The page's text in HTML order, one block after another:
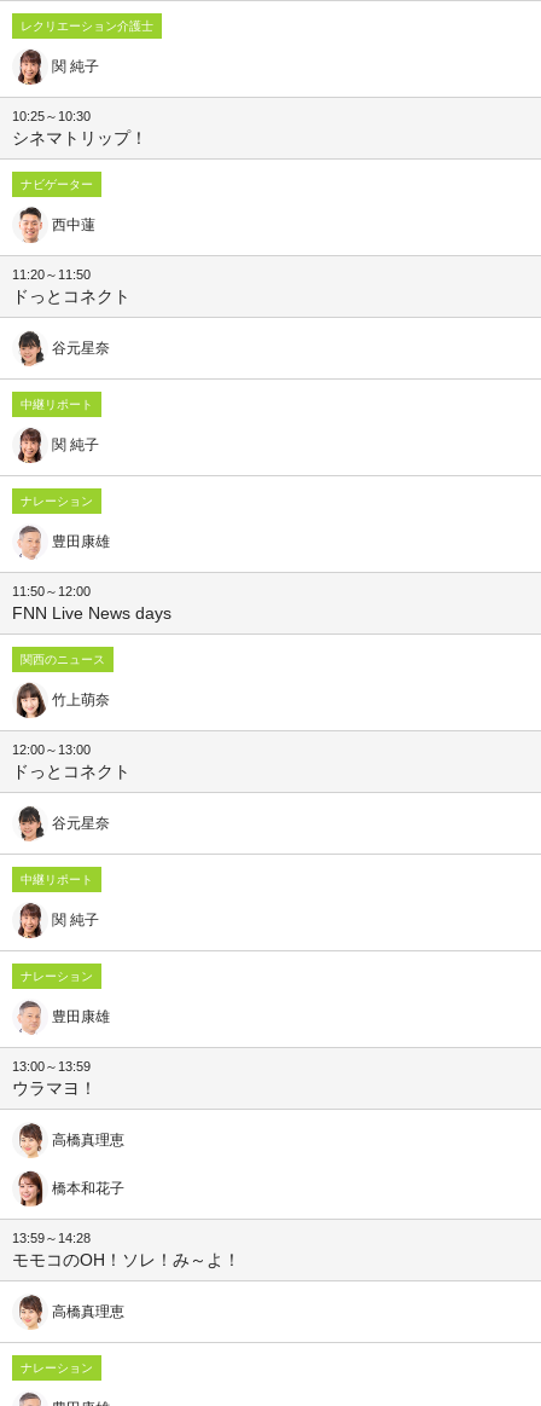
レクリエーション介護士
関 純子
10:25～10:30
シネマトリップ！
ナビゲーター
西中蓮
11:20～11:50
ドっとコネクト
谷元星奈
中継リポート
関 純子
ナレーション
豊田康雄
11:50～12:00
FNN Live News days
関西のニュース
竹上萌奈
12:00～13:00
ドっとコネクト
谷元星奈
中継リポート
関 純子
ナレーション
豊田康雄
13:00～13:59
ウラマヨ！
高橋真理恵
橋本和花子
13:59～14:28
モモコのOH！ソレ！み～よ！
高橋真理恵
ナレーション